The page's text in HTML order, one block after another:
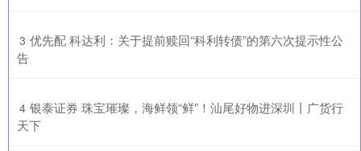
3 ​优先配 科达利：关于提前赎回“科利转债”的第六次提示性公
告
4 ​银泰证券 珠宝璀璨，海鲜领“鲜”！汕尾好物进深圳丨广货行
天下